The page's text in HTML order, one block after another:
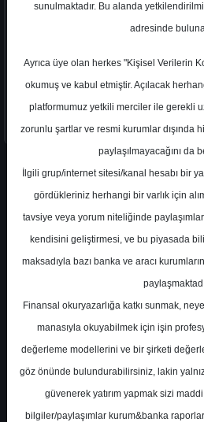
En Yüksek Tahmin
En Düşük Tahmin
Ortalama Fiyat Tahmini
Ortalama Getiri Potansiyeli
Kurum
2
Tut
1
sunulmaktadır. Bu alanda
adresinde
Ayrıca üye olan herkes "Kişisel Verilerin
okumuş ve kabul etmiştir. Açılacak
platformumuz yetkili merciler ile gerekli
zorunlu şartlar ve resmi kurumlar dışında
paylaşılmayacağını da
İlgili grup/internet sitesi/kanal hesabı bir
gördükleriniz herhangi bir varlık için
tavsiye veya yorum niteliğinde paylaşımlar
kendisini geliştirmesi, ve bu piyasada
maksadıyla bazı banka ve aracı
Finansal okuryazarlığa katkı sunmak,
manasıyla okuyabilmek için işin
değerleme modellerini ve bir şirketi
göz önünde bulundurabilirsiniz, lakin
güvenerek yatırım yapmak sizi
bilgiler/paylaşımlar kurum&banka